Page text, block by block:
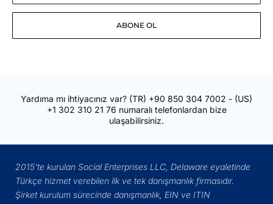
Posta
ABONE OL
Yardıma mı ihtiyacınız var? (TR) +90 850 304 7002 - (US)
+1 302 310 21 76 numaralı telefonlardan bize
ulaşabilirsiniz.
2015’te kurulan Social Enterprises LLC, Delaware eyaletinde
Türkçe hizmet verebilen ilk ve tek danışmanlık firmasıdır.
Şirket kurulum sürecinde danışmanlık, EIN ve ITIN